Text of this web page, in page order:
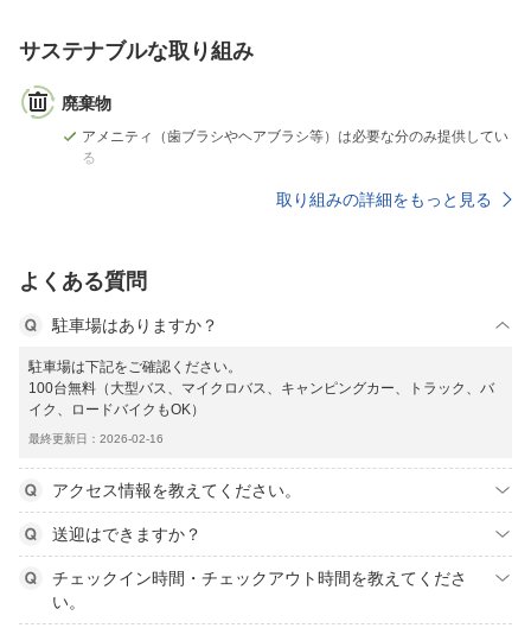
サステナブルな取り組み
廃棄物
アメニティ（歯ブラシやヘアブラシ等）は必要な分のみ提供してい
る
取り組みの詳細をもっと見る
よくある質問
駐車場はありますか？
駐車場は下記をご確認ください。
100台無料（大型バス、マイクロバス、キャンピングカー、トラック、バ
イク、ロードバイクもOK）
最終更新日：2026-02-16
アクセス情報を教えてください。
送迎はできますか？
チェックイン時間・チェックアウト時間を教えてくださ
い。